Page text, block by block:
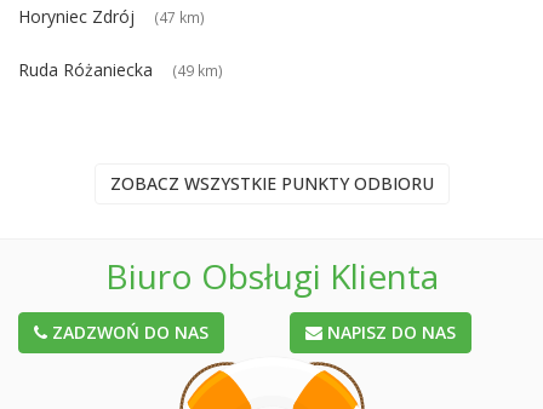
Horyniec Zdrój (47 km)
Ruda Różaniecka (49 km)
ZOBACZ WSZYSTKIE PUNKTY ODBIORU
Biuro Obsługi Klienta
ZADZWOŃ DO NAS NAPISZ DO NAS